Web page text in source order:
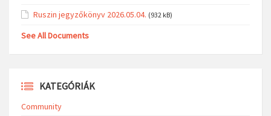
Ruszin jegyzőkönyv 2026.05.04. (932 kB)
See All Documents
KATEGÓRIÁK
Community